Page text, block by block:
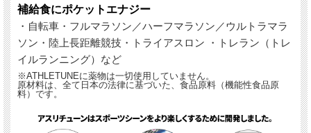
補給食にポケットエナジー
・自転車・フルマラソン／ハーフマラソン／ウルトラマラ
ソン・陸上長距離競技・トライアスロン ・トレラン（トレ
イルランニング）など
※ATHLETUNEに薬物は一切使用していません。
原材料は、全て日本の法律に基づいた、食品原料（機能性食品原
料）です。